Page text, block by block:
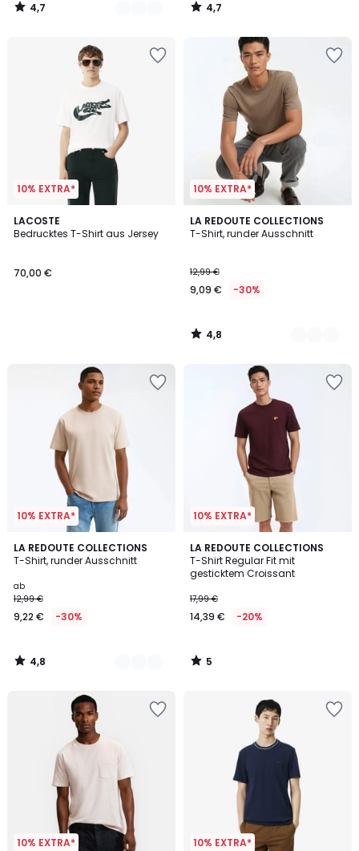
4,7
/
4,7
/
10% EXTRA*
LACOSTE
Bedrucktes T-Shirt aus Jersey
70,00 €
10% EXTRA*
LA REDOUTE COLLECTIONS
T-Shirt, runder Ausschnitt
12,99 €
9,09 € -30%
4,8
/ 5
3
Farben
4,8
/
10% EXTRA*
LA REDOUTE COLLECTIONS
T-Shirt, runder Ausschnitt
ab
12,99 €
9,22 € -30%
4,8
/ 5
10
Farben
4,8
/
10% EXTRA*
LA REDOUTE COLLECTIONS
T-Shirt Regular Fit mit
gesticktem Croissant
17,99 €
14,39 € -20%
5
/
5
5
/
10% EXTRA* 10% EXTRA*